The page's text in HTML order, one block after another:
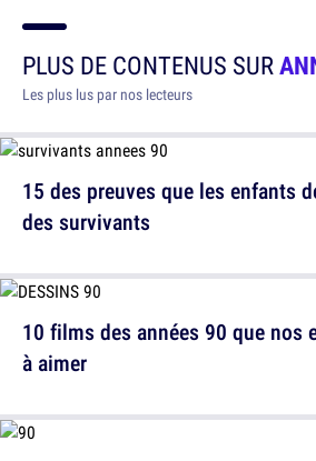
PLUS DE CONTENUS SUR
Les plus lus par nos lecteurs
15 des preuves que les enfants
des survivants
10 films des années 90 que nos
à aimer